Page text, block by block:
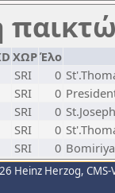
ΧΩΡΈλο
SRI 0
SRI 0
SRI 0
SRI 0
SRI 0
Heinz Herzog,